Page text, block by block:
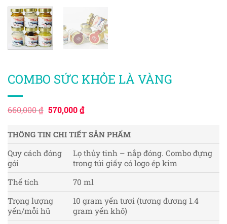
COMBO SỨC KHỎE LÀ VÀNG
660,000₫ Giá
660,000 ₫.
570,000₫Giá
hiện
là:
570,000 ₫.
THÔNG TIN CHI TIẾT SẢN PHẨM
Quy cách đóng
gói
Lọ thủy tinh – nắp đóng. Combo đựng
trong túi giấy có logo ép kim
Thể tích
70 ml
Trọng lượng
yến/mỗi hũ
10 gram yến tươi (tương đương 1.4
gram yến khô)